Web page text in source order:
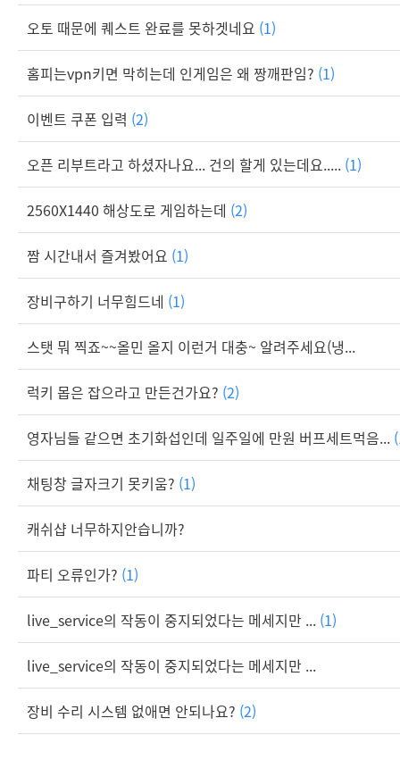
오토 때문에 퀘스트 완료를 못하겟네요 (1)
홈피는vpn키면 막히는데 인게임은 왜 짱깨판임? (1)
이벤트 쿠폰 입력 (2)
오픈 리부트라고 하셨자나요... 건의 할게 있는데요..... (1)
2560X1440 해상도로 게임하는데 (2)
짬 시간내서 즐겨봤어요 (1)
장비구하기 너무힘드네 (1)
스탯 뭐 찍죠~~올민 올지 이런거 대충~ 알려주세요(냉...
럭키 몹은 잡으라고 만든건가요? (2)
영자님들 같으면 초기화섭인데 일주일에 만원 버프세트먹음...
채팅창 글자크기 못키움? (1)
캐쉬샵 너무하지안습니까?
파티 오류인가? (1)
live_service의 작동이 중지되었다는 메세지만 ... (1)
live_service의 작동이 중지되었다는 메세지만 ...
장비 수리 시스템 없애면 안되나요? (2)